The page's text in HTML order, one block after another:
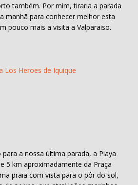
também. Por mim, tiraria a parada
manhã para conhecer melhor esta
pouco mais a visita a Valparaiso.
Los Heroes de Iquique
a nossa última parada, a Playa
5 km aproximadamente da Praça
praia com vista para o pôr do sol,